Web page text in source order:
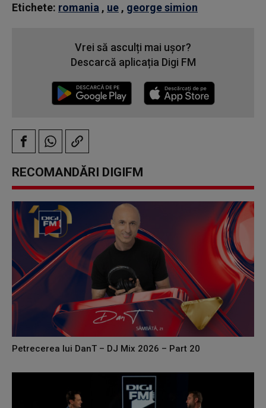
Etichete: romania , ue , george simion
Vrei să asculți mai ușor?
Descarcă aplicația Digi FM
RECOMANDĂRI DIGIFM
Petrecerea lui DanT – DJ Mix 2026 – Part 20